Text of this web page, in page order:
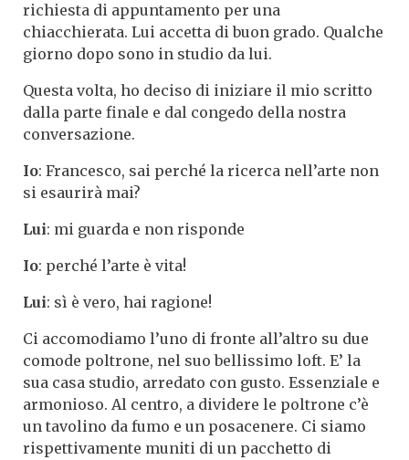
richiesta di appuntamento per una
chiacchierata. Lui accetta di buon grado. Qualche
giorno dopo sono in studio da lui.
Questa volta, ho deciso di iniziare il mio scritto
dalla parte finale e dal congedo della nostra
conversazione.
Io: Francesco, sai perché la ricerca nell’arte non
si esaurirà mai?
Lui: mi guarda e non risponde
Io: perché l’arte è vita!
Lui: sì è vero, hai ragione!
Ci accomodiamo l’uno di fronte all’altro su due
comode poltrone, nel suo bellissimo loft. E’ la
sua casa studio, arredato con gusto. Essenziale e
armonioso. Al centro, a dividere le poltrone c’è
un tavolino da fumo e un posacenere. Ci siamo
rispettivamente muniti di un pacchetto di